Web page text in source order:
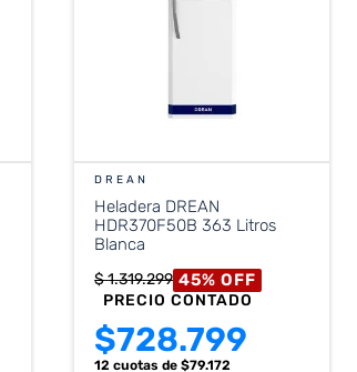
DREAN
Heladera DREAN
HDR370F50B 363 Litros
Blanca
$1.319.299 45% OFF
PRECIO CONTADO
$728.799
12 cuotasde $79.172